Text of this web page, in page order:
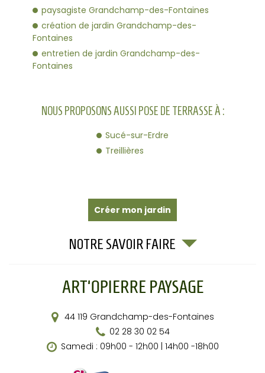
paysagiste Grandchamp-des-Fontaines
création de jardin Grandchamp-des-
Fontaines
entretien de jardin Grandchamp-des-
Fontaines
NOUS PROPOSONS AUSSI POSE DE TERRASSE À :
Sucé-sur-Erdre
Treillières
Créer mon jardin
NOTRE SAVOIR FAIRE
44 119 Grandchamp-des-Fontaines
02 28 30 02 54
Samedi : 09h00 - 12h00 | 14h00 -18h00